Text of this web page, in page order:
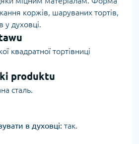
коржів, шаруваних тортів,
у духовці.
квадратної тортівниці
produktu
сталь.
в духовці: так.